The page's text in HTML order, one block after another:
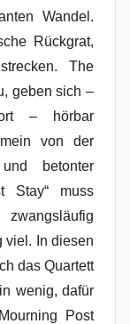
Wandel.
Rückgrat,
The
geben sich –
– hörbar
von der
betonter
Stay“ muss
viel. In diesen
das Quartett
wenig, dafür
Post